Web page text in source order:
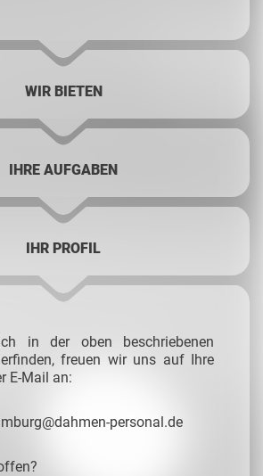
WIR BIETEN
IHRE AUFGABEN
IHR PROFIL
in der oben beschriebenen
freuen wir uns auf Ihre
E-Mail an:
personal.de